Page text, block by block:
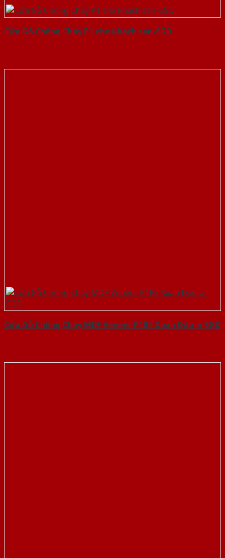
Cửa Gỗ Chống Cháy P1 cho khach san-SGD
Cửa Gỗ Chống Cháy MDF Veneer P1R5 Xoan Đào-a-SGD